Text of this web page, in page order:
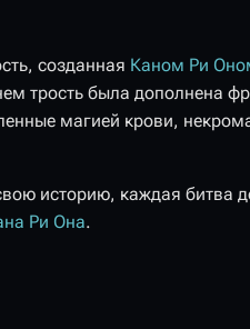
созданная Каном Ри
трость была дополнена
магией крови,
историю, каждая битва
Ри Она.